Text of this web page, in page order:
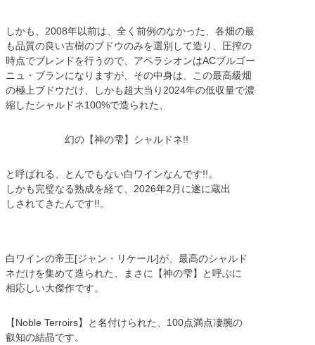
しかも、2008年以前は、全く前例のなかった、各畑の最
も品質の良い古樹のブドウのみを選別して造り、圧搾の
時点でブレンドを行うので、アペラシオンはACブルゴー
ニュ・ブランになりますが、その中身は、この最高級畑
の極上ブドウだけ、しかも超大当り2024年の低収量で濃
縮したシャルドネ100%で造られた、
幻の【神の雫】シャルドネ!!
と呼ばれる、とんでもない白ワインなんです!!。
しかも完璧なる熟成を経て、2026年2月に遂に蔵出
しされてきたんです!!。
白ワインの帝王[ジャン・リケール]が、最高のシャルド
ネだけを集めて造られた、まさに【神の雫】と呼ぶに
相応しい大傑作です。
【Noble Terroirs】と名付けられた、100点満点凄腕の
叡知の結晶です。